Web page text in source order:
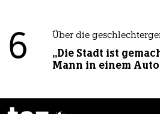
6 Über die
„Die Stadt ist
Mann in einem